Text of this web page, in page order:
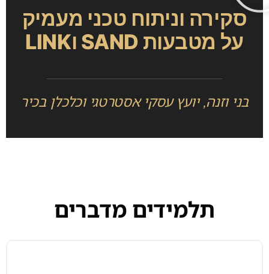
סקירה וניתוח טכני מעמיק
על מטבעות SAND וLINK
בני וזנה, יועץ עסקי אסטרטגי וכלכלן בכיר
תלמידים מדברים